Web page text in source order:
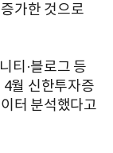
가한 것으로
티·블로그 등
월 신한투자증
터 분석했다고